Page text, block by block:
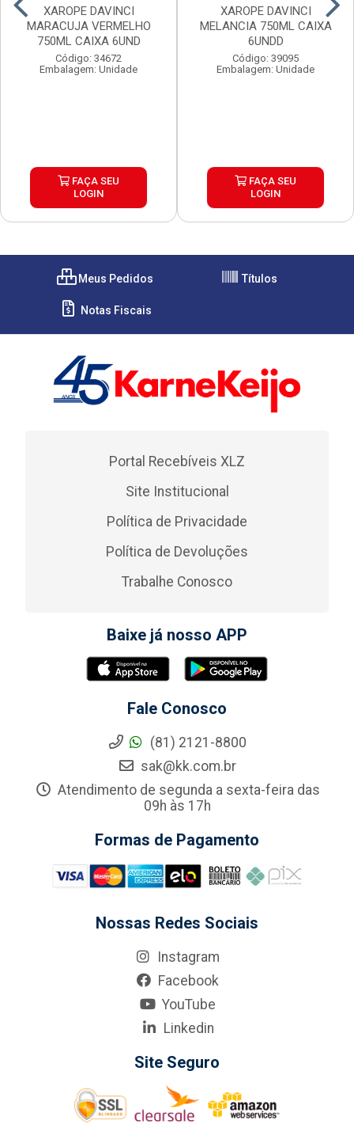
XAROPE DAVINCI
MARACUJA VERMELHO
750ML CAIXA 6UND
Código: 34672
Embalagem: Unidade
FAÇA SEU
LOGIN
XAROPE DAVINCI
MELANCIA 750ML CAIXA
6UNDD
Código: 39095
Embalagem: Unidade
FAÇA SEU
LOGIN
Meus Pedidos Títulos
Notas Fiscais
Portal Recebíveis XLZ
Site Institucional
Política de Privacidade
Política de Devoluções
Trabalhe Conosco
Baixe já nosso APP
Fale Conosco
(81) 2121-8800
sak@kk.com.br
Atendimento de segunda a sexta-feira das
09h às 17h
Formas de Pagamento
Nossas Redes Sociais
Instagram
Facebook
YouTube
Linkedin
Site Seguro